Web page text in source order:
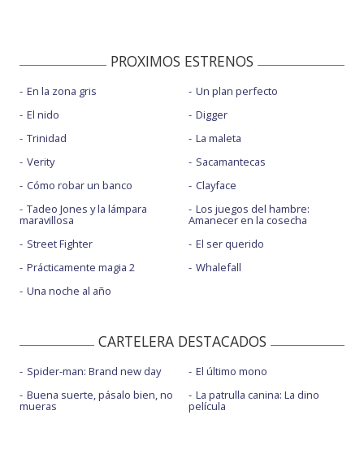
PROXIMOS ESTRENOS
En la zona gris
El nido
Trinidad
Verity
Cómo robar un banco
Tadeo Jones y la lámpara
maravillosa
Street Fighter
Prácticamente magia 2
Una noche al año
Un plan perfecto
Digger
La maleta
Sacamantecas
Clayface
Los juegos del hambre:
Amanecer en la cosecha
El ser querido
Whalefall
CARTELERA DESTACADOS
Spider-man: Brand new day
Buena suerte, pásalo bien, no
mueras
El último mono
La patrulla canina: La dino
película